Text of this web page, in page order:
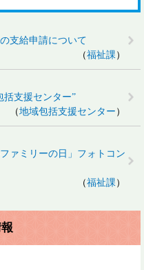
支給申請について
福祉課
括支援センター”
地域包括支援センター
ァミリーの日」フォトコン
福祉課